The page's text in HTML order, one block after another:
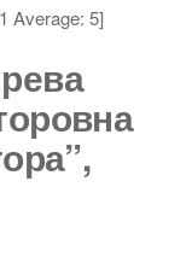
1 Average: 5]